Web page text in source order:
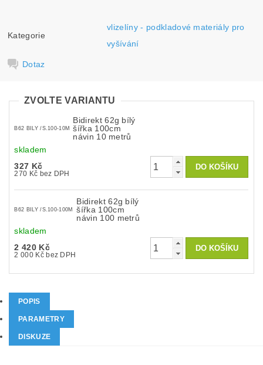
Kategorie
vlizelíny - podkladové materiály pro
vyšívání
Dotaz
ZVOLTE VARIANTU
B62 BILY /S.100-10M
Bidirekt 62g bílý
šířka 100cm
návin 10 metrů
skladem
327 Kč
270 Kč bez DPH
B62 BILY /S.100-100M
Bidirekt 62g bílý
šířka 100cm
návin 100 metrů
skladem
2 420 Kč
2 000 Kč bez DPH
POPIS
PARAMETRY
DISKUZE